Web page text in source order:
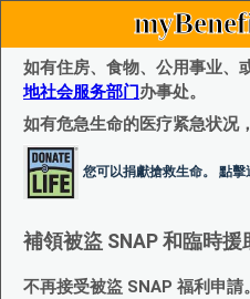
如有住房、食物、公用事业、
地社会服务部门办事处。
如有危急生命的医疗紧急状况
您可以捐獻搶救生命。 點
補領被盜 SNAP 和臨時援
不再接受被盜 SNAP 福利申請。